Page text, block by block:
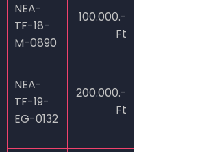
NEA-
TF-18-
M-0890
100.000.-
Ft
NEA-
TF-19-
EG-0132
200.000.-
Ft